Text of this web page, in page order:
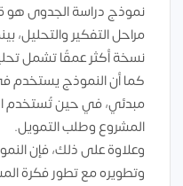
نموذج دراسة الجدوى هو
مراحل التفكير والتحليل،
نسخة أكثر عمقًا تشمل
كما أن النموذج يستخدم في
مبدئي، في حين تُستخدم
المشروع وطلب التمويل.
وعلاوة على ذلك، فإن
وتطويره مع تطور فكرة